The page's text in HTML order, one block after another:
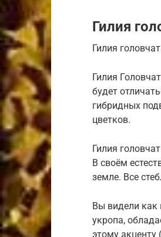
Гилия
Гилия
Гилия
будет
гибридных
цветков.
Гилия
В своём
земле. Все
Вы видели как
укропа,
этому акценту